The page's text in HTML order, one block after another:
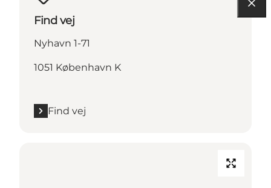
Find vej
Nyhavn 1-71
1051 København K
Find vej